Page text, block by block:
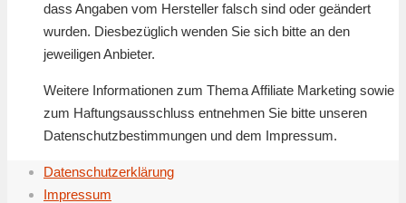
dass Angaben vom Hersteller falsch sind oder geändert
wurden. Diesbezüglich wenden Sie sich bitte an den
jeweiligen Anbieter.
Weitere Informationen zum Thema Affiliate Marketing sowie
zum Haftungsausschluss entnehmen Sie bitte unseren
Datenschutzbestimmungen und dem Impressum.
Datenschutzerklärung
Impressum